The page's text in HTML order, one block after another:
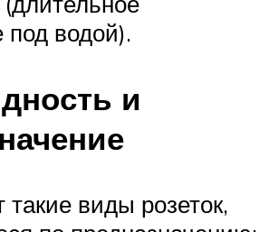
водой).
и
виды розеток,